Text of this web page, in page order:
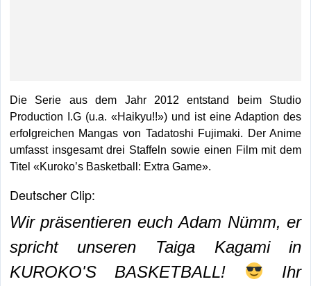
Die Serie aus dem Jahr 2012 entstand beim Studio
Production I.G (u.a. «Haikyu!!») und ist eine Adaption des
erfolgreichen Mangas von Tadatoshi Fujimaki. Der Anime
umfasst insgesamt drei Staffeln sowie einen Film mit dem
Titel «Kuroko’s Basketball: Extra Game».
Deutscher Clip:
Wir präsentieren euch Adam Nümm, er
spricht unseren Taiga Kagami in
KUROKO'S BASKETBALL!
Ihr